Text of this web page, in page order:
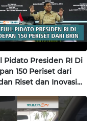
Pidato Presiden RI Di
150 Periset dari
Riset dan Inovasi